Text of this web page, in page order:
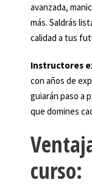
avanzada,
más. Saldrás
calidad a tus
Instructores
con años de
guiarán paso a
que domines
curso: